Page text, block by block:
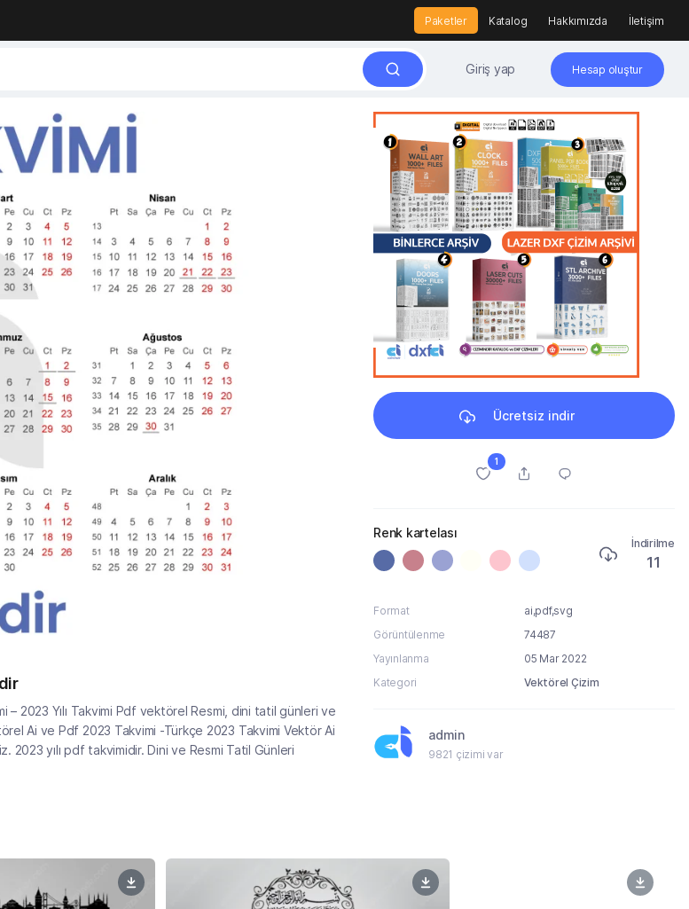
Paketler Katalog Hakkımızda İletişim
Giriş yap Hesap oluştur
– 2023 Yılı Takvimi Pdf vektörel Resmi, dini tatil günleri ve
Ai ve Pdf 2023 Takvimi -Türkçe 2023 Takvimi Vektör Ai
yılı pdf takvimidir. Dini ve Resmi Tatil Günleri
Ücretsiz indir
1
Renk kartelası
İndirilme
11
Format
ai,pdf,svg
Görüntülenme
74487
Yayınlanma
05 Mar 2022
Kategori
Vektörel Çizim
admin
9821 çizimi var